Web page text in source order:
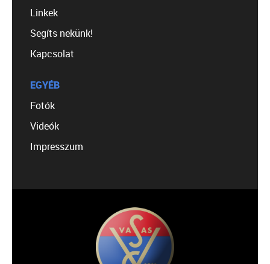
Linkek
Segíts nekünk!
Kapcsolat
EGYÉB
Fotók
Videók
Impresszum